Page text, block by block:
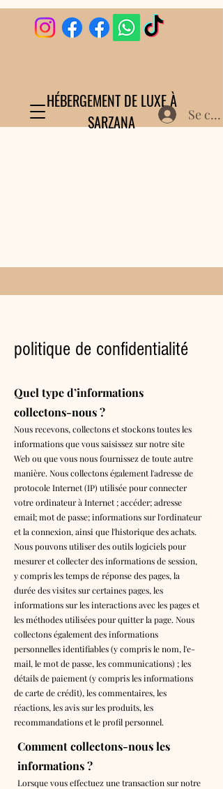
HÉBERGEMENT DE LUXE À
SARZANA
Se
politique de confidentialité
Quel type d’informations
collectons-nous ?
Nous recevons, collectons et stockons toutes les
informations que vous saisissez sur notre site
Web ou que vous nous fournissez de toute autre
manière. Nous collectons également l'adresse de
protocole Internet (IP) utilisée pour connecter
votre ordinateur à Internet ; accéder; adresse
email; mot de passe; informations sur l'ordinateur
et la connexion, ainsi que l'historique des achats.
Nous pouvons utiliser des outils logiciels pour
mesurer et collecter des informations de session,
y compris les temps de réponse des pages, la
durée des visites sur certaines pages, les
informations sur les interactions avec les pages et
les méthodes utilisées pour quitter la page. Nous
collectons également des informations
personnelles identifiables (y compris le nom, l'e-
mail, le mot de passe, les communications) ; les
détails de paiement (y compris les informations
de carte de crédit), les commentaires, les
réactions, les avis sur les produits, les
recommandations et le profil personnel.
Comment collectons-nous les
informations ?
Lorsque vous effectuez une transaction sur notre